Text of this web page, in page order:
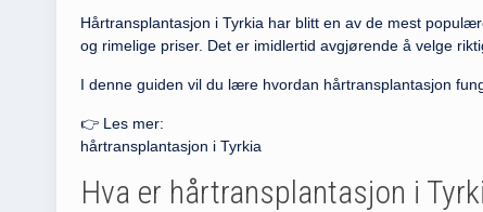
Hårtransplantasjon i Tyrkia har blitt en av de mest
og rimelige priser. Det er imidlertid avgjørende å velge
I denne guiden vil du lære hvordan hårtransplantasjon
👉 Les mer:
hårtransplantasjon i Tyrkia
Hva er hårtransplantasjon i